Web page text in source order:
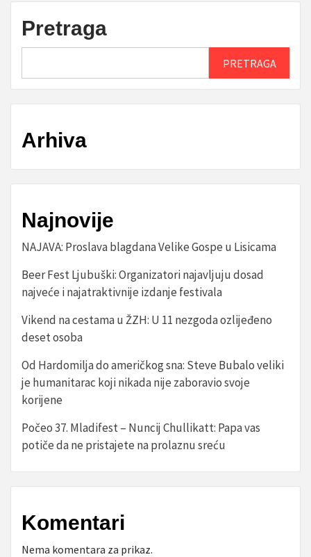
Pretraga
PRETRAGA
Arhiva
Najnovije
NAJAVA: Proslava blagdana Velike Gospe u Lisicama
Beer Fest Ljubuški: Organizatori najavljuju dosad
najveće i najatraktivnije izdanje festivala
Vikend na cestama u ŽZH: U 11 nezgoda ozlijeđeno
deset osoba
Od Hardomilja do američkog sna: Steve Bubalo veliki
je humanitarac koji nikada nije zaboravio svoje
korijene
Počeo 37. Mladifest – Nuncij Chullikatt: Papa vas
potiče da ne pristajete na prolaznu sreću
Komentari
Nema komentara za prikaz.